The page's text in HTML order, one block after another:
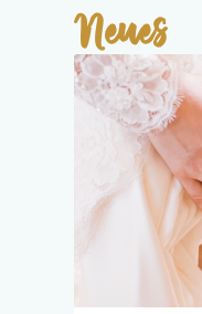
Neues